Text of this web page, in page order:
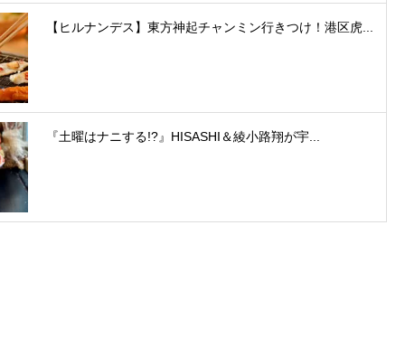
【ヒルナンデス】東方神起チャンミン行きつけ！港区虎...
『土曜はナニする!?』HISASHI＆綾小路翔が宇...